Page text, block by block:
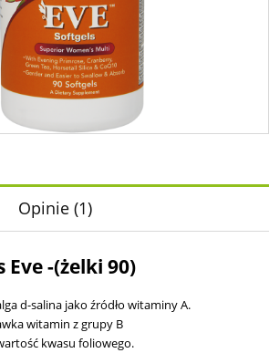
Opinie (1)
Eve -(żelki 90)
d-salina jako źródło witaminy A.
witamin z grupy B
kwasu foliowego.